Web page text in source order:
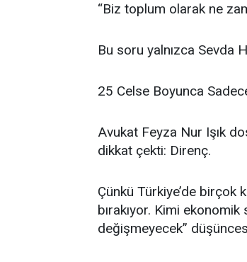
“Biz toplum olarak ne
Bu soru yalnızca Sevda
25 Celse Boyunca
Avukat Feyza Nur Işık
dikkat çekti: Direnç.
Çünkü Türkiye’de birçok
bırakıyor. Kimi
değişmeyecek”